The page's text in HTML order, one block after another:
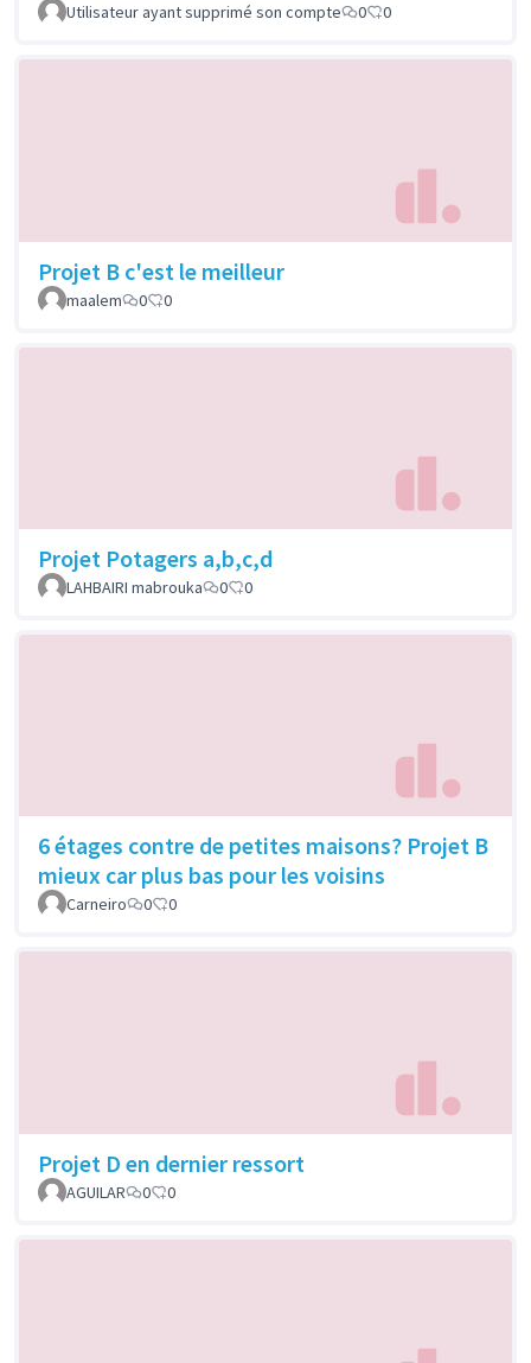
Utilisateur ayant supprimé son compte 0 0
Projet B c'est le meilleur
maalem 0 0
Projet Potagers a,b,c,d
LAHBAIRI mabrouka 0 0
6 étages contre de petites maisons? Projet B
mieux car plus bas pour les voisins
Carneiro 0 0
Projet D en dernier ressort
AGUILAR 0 0